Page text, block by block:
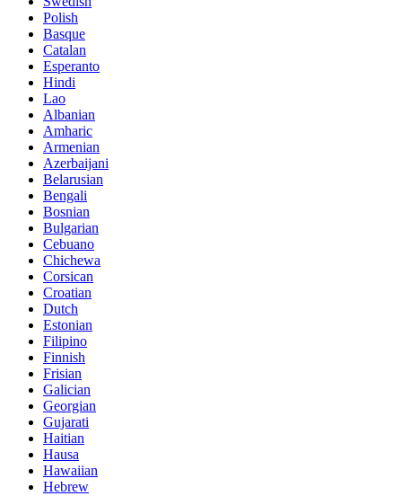
Polish
Basque
Catalan
Esperanto
Hindi
Lao
Albanian
Amharic
Armenian
Azerbaijani
Belarusian
Bengali
Bosnian
Bulgarian
Cebuano
Chichewa
Corsican
Croatian
Dutch
Estonian
Filipino
Finnish
Frisian
Galician
Georgian
Gujarati
Haitian
Hausa
Hawaiian
Hebrew